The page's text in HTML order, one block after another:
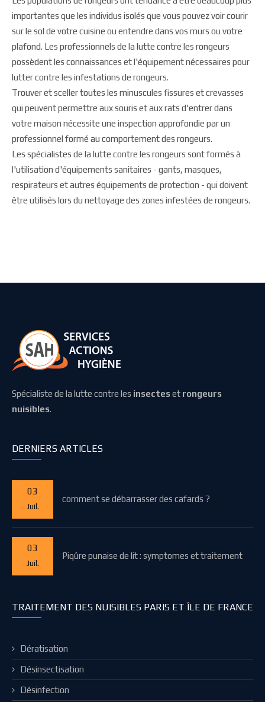
importantes que les individus isolés que vous pouvez voir courir
sur le sol de votre cuisine ou entendre dans vos murs ou votre
plafond. Les professionnels de la lutte contre les rongeurs
possèdent les connaissances et l'équipement nécessaires pour
lutter contre les infestations de rongeurs.
Trouver et sceller toutes les minuscules fissures et crevasses
qui peuvent permettre aux souris et aux rats d'entrer dans
votre maison nécessite une inspection approfondie par un
professionnel formé au comportement des rongeurs.
Les spécialistes de la lutte contre les rongeurs sont formés à
l'utilisation d'équipements sanitaires - gants, masques,
respirateurs et autres équipements de protection - qui doivent
être utilisés lors du nettoyage des zones infestées de rongeurs.
Spécialiste de la lutte contre les insecteset rongeurs
nuisibles.
DERNIERS ARTICLES
03
Juil.
comment se débarrasser des cafards ?
03
Juil.
Piqûre punaise de lit : symptomes et traitement
TRAITEMENT DES NUISIBLES PARIS ET ÎLE DE FRANCE
Dératisation
Désinsectisation
Désinfection